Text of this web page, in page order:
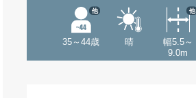
35～44歳
他
晴
幅5.5～
9.0m
他